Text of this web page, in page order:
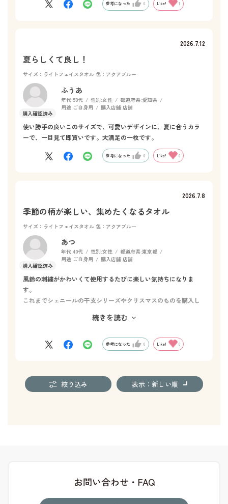
参考になった 0 Like! 1
2026.7.12
夏らしくて良し！
サイズ：ライトフェイスタオル 色：アクアブルー
ふうあ
年代:50代 性別:女性 都道府県:愛知県
用途: ご自身用 購入店舗:店舗
使い勝手の良いこのサイズで、可愛いデザインに、夏に合うカラ
ーで、一目見て即買いです。大満足の一枚です。
参考になった 0 Like! 0
2026.7.8
季節の柄が楽しい、集めたくなるタオル
サイズ：ライトフェイスタオル 色：アクアブルー
あつ
年代:40代 性別:女性 都道府県:東京都
用途: ご自身用 購入店舗:店舗
風鈴の刺繍がかわいくて使用するたびに楽しい気持ちになりま
す。
これまでシェニールの干支シリーズやクリスマスのものを購入し
こちらは実用的ながら、季節ごとの刺繍を集めたくなる一品で
続きを読む
参考になった 0 Like! 0
絞り込み 表示：新しい順
お問い合わせ・FAQ